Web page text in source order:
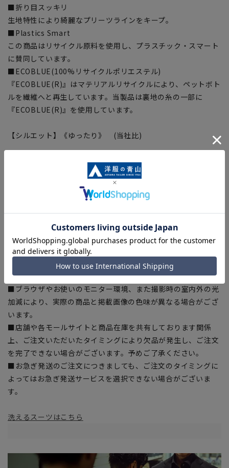
■折り目スッキリ
生地特性により綺麗なプリーツラインをキープ。
■Plastics Smart
この商品はリサイクル原料を使用し、プラスチック・スマート
に賛同しています。
■ECOBLUE(100%リサイクルポリエステル)
『ECOBLUE(R)』はマテリアルリサイクルにより、ペットボト
ルを繊維へと再生しています。当製品は裏地の糸の一部に
『ECOBLUE(R)』を使用しています。
【シルエット】《ゆったり》 (当社比)
【商品に関するご注意】
■商品画像はサンプルのため、色味やサイズ等の仕様に変更が
ある場合がございますので、予めご了承ください。
■ゆとり感には個人差があります。サイズ表を確認の上、ご購
入の目安としてご利用ください。
■生地や仕様・デザインにより、着用感や実際のサイズ表に若
干の誤差が生じる場合がございます。予めご了承ください。
■サイズスペックは仕上がりサイズを記載しております。一
部、商品現物におすすめサイズ(ヌードサイズ)を記載している
商品もございます。
■ブラウザやお使いのモニター環境、また撮影時の室内外の光
加減により、実際の商品と掲載画像の色味が異なる場合がござ
います。
■店舗や各モールサイトと商品在庫を共有しております関係
上、ご注文いただいたタイミングにより欠品が発生し、ご注文
を完了できない場合がございます。予めご了承ください。
■お急ぎ発送のご注文につきましても、ご注文のタイミングに
よってはお急ぎ発送サービスを選択できない場合がございま
す。
洗えるスーツはこちら